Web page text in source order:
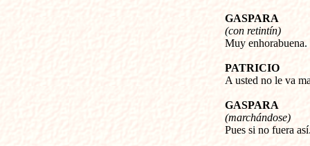
GASPARA
(con retintín)
Muy enhorabuena.
PATRICIO
A usted no le va
GASPARA
(marchándose)
Pues si no fuera